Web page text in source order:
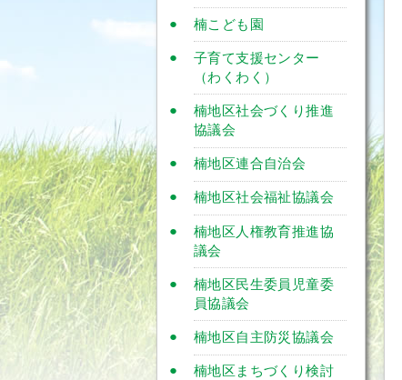
楠こども園
子育て支援センター
（わくわく）
楠地区社会づくり推進
協議会
楠地区連合自治会
楠地区社会福祉協議会
楠地区人権教育推進協
議会
楠地区民生委員児童委
員協議会
楠地区自主防災協議会
楠地区まちづくり検討